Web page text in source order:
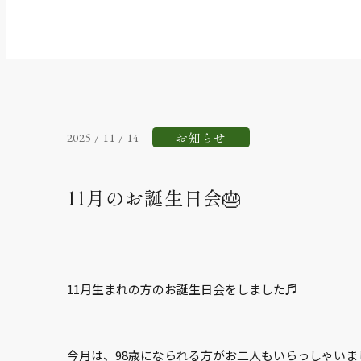
2025 / 11 / 14 お知らせ
11月のお誕生日会🎂
11月生まれの方のお誕生日会をしました♬
今月は、98歳になられる方がお二人もいらっしゃい